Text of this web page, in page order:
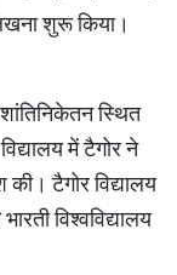
शुरू किया।
स्थित
में टैगोर ने
टैगोर विद्यालय
विश्वविद्यालय